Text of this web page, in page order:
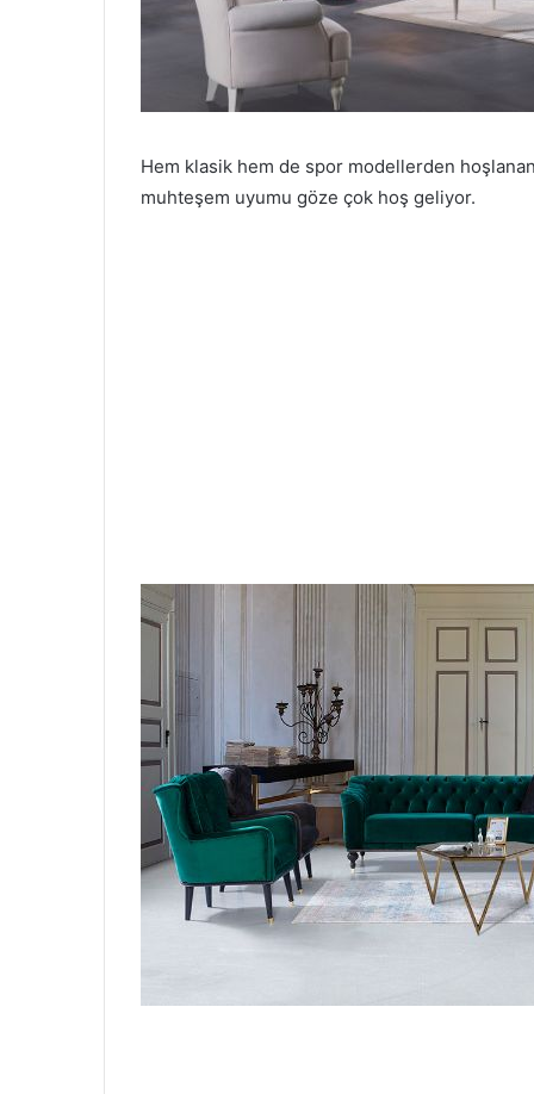
Hem klasik hem de spor modellerden
muhteşem uyumu göze çok hoş geliyor.